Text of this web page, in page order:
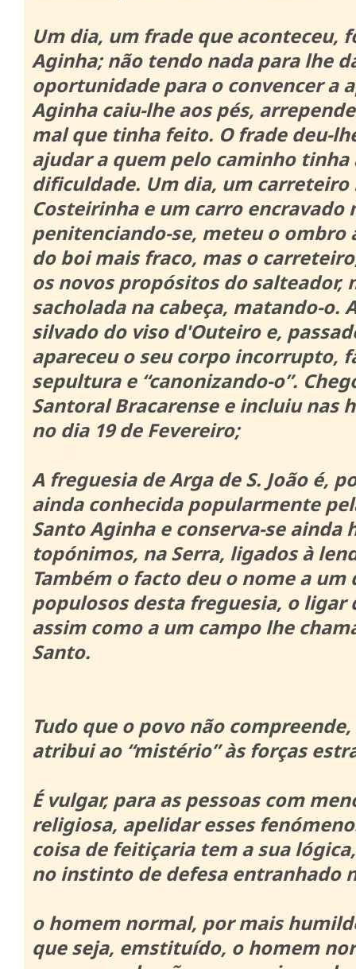
Um dia, um frade que aconteceu,
Aginha; não tendo nada para lhe
oportunidade para o convencer a
Aginha caiu-lhe aos pés,
mal que tinha feito. O frade deu-
ajudar a quem pelo caminho tinha
dificuldade. Um dia, um carreteiro
Costeirinha e um carro encravado
penitenciando-se, meteu o ombro
do boi mais fraco, mas o
os novos propósitos do salteador,
sacholada na cabeça, matando-o.
silvado do viso d'Outeiro e,
apareceu o seu corpo incorrupto,
sepultura e “canonizando-o”.
Santoral Bracarense e incluiu nas
no dia 19 de Fevereiro;
A freguesia de Arga de S. João é,
ainda conhecida popularmente
Santo Aginha e conserva-se ainda
topónimos, na Serra, ligados à
Também o facto deu o nome a um
populosos desta freguesia, o ligar
assim como a um campo lhe
Santo.
Tudo que o povo não
atribui ao “mistério” às forças
É vulgar, para as pessoas com
religiosa, apelidar esses
coisa de feitiçaria tem a sua
no instinto de defesa entranhado
o homem normal, por mais
que seja, emstituído, o homem